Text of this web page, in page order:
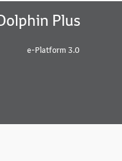
Plus
e-Platform 3.0